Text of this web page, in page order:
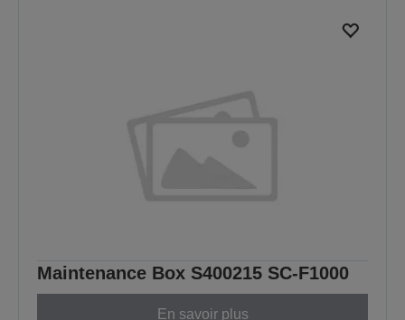
Maintenance Box S400215 SC-F1000
En savoir plus